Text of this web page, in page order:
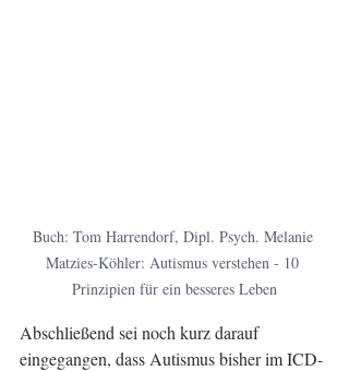
Buch: Tom Harrendorf, Dipl. Psych. Melanie
Matzies-Köhler: Autismus verstehen - 10
Prinzipien für ein besseres Leben
Abschließend sei noch kurz darauf
eingegangen, dass Autismus bisher im ICD-